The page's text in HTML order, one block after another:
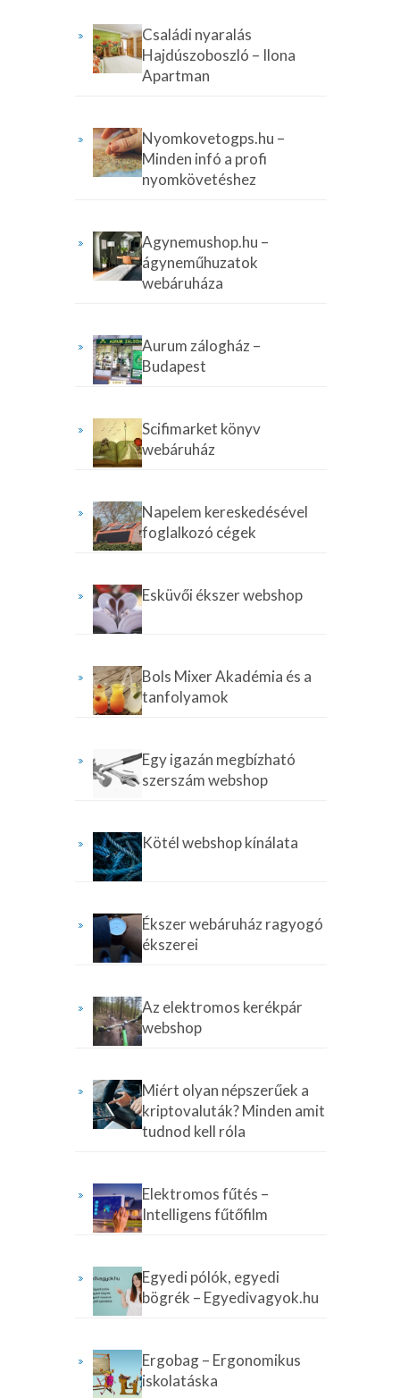
Családi nyaralás
Hajdúszoboszló – Ilona
Apartman
Nyomkovetogps.hu –
Minden infó a profi
nyomkövetéshez
Agynemushop.hu –
ágyneműhuzatok
webáruháza
Aurum zálogház –
Budapest
Scifimarket könyv
webáruház
Napelem kereskedésével
foglalkozó cégek
Esküvői ékszer webshop
Bols Mixer Akadémia és a
tanfolyamok
Egy igazán megbízható
szerszám webshop
Kötél webshop kínálata
Ékszer webáruház ragyogó
ékszerei
Az elektromos kerékpár
webshop
Miért olyan népszerűek a
kriptovaluták? Minden amit
tudnod kell róla
Elektromos fűtés –
Intelligens fűtőfilm
Egyedi pólók, egyedi
bögrék – Egyedivagyok.hu
Ergobag – Ergonomikus
iskolatáska